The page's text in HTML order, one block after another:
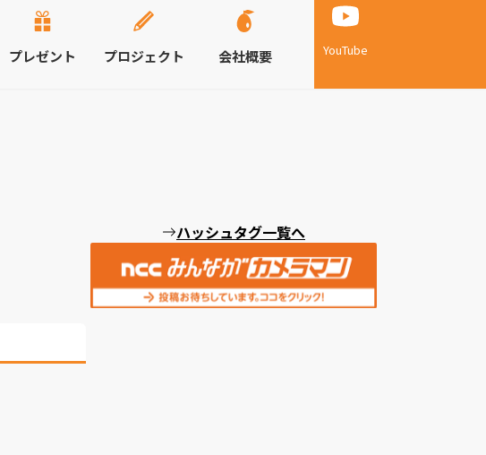
YouTube
プレゼント プロジェクト 会社概要
ハッシュタグ一覧へ